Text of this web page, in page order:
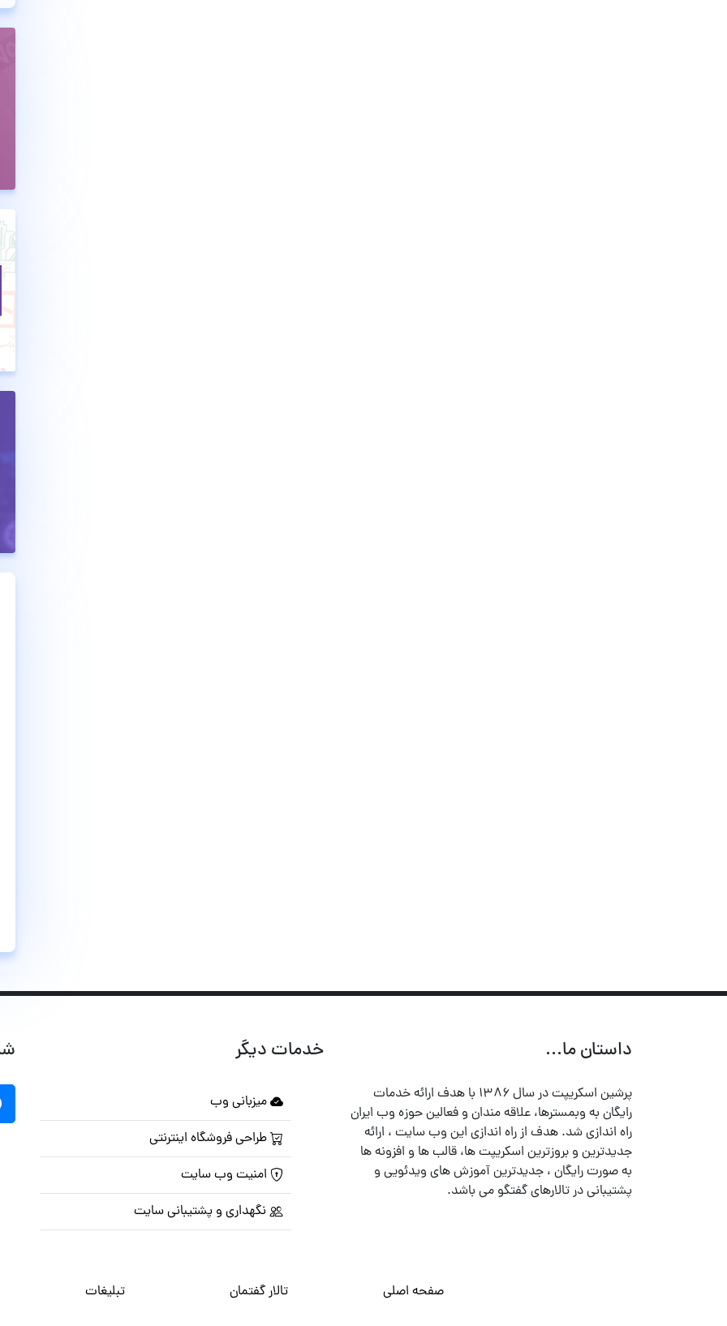
داستان ما...
پرشین اسکریپت در سال ۱۳۸۶ با هدف ارائه خدمات
رایگان به وبمسترها، علاقه مندان و فعالین حوزه وب ایران
راه اندازی شد. هدف از راه اندازی این وب سایت ، ارائه
جدیدترین و بروزترین اسکریپت ها، قالب ها و افزونه ها
به صورت رایگان ، جدیدترین آموزش های ویدئویی و
پشتیبانی در تالارهای گفتگو می باشد.
خدمات دیگر
میزبانی وب
طراحی فروشگاه اینترنتی
امنیت وب سایت
نگهداری و پشتیبانی سایت
صفحه اصلی تالار گفتمان تبلیغات